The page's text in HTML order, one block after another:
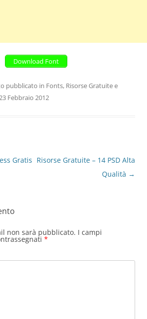
Download Font
pubblicato in Fonts, Risorse Gratuitee
Febbraio 2012
Gratis Risorse Gratuite – 14 PSD Alta
Qualità →
non sarà pubblicato. I campi
*